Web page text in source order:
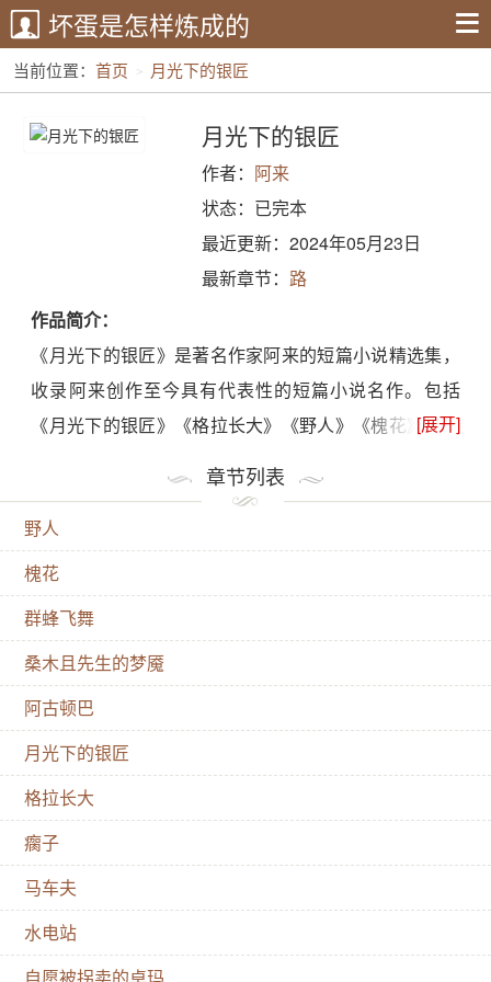
坏蛋是怎样炼成的
当前位置： 首页 月光下的银匠
月光下的银匠
作者： 阿来
状态：已完本
最近更新：2024年05月23日
最新章节： 路
作品简介：
《月光下的银匠》是著名作家阿来的短篇小说精选集，
收录阿来创作至今具有代表性的短篇小说名作。包括
《月光下的银匠》《格拉长大》《野人》《槐花》等。
在工作了。满月满满的升上天空，朦胧的光芒使河谷更
加空旷，周围的一切变得模糊而又遥远。这时，你就听
吧，月光里，或是月亮上就传来了银匠锻打银子的声
音……
[展开]
章节列表
野人
槐花
群蜂飞舞
桑木且先生的梦魇
阿古顿巴
月光下的银匠
格拉长大
瘸子
马车夫
水电站
自愿被拐卖的卓玛